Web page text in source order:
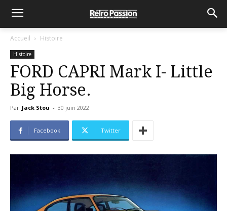
Accueil Histoire
Histoire
FORD CAPRI Mark I- Little
Big Horse.
Par Jack Stou - 30 juin 2022
Facebook Twitter